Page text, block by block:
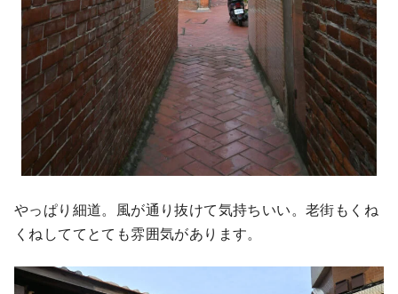
やっぱり細道。風が通り抜けて気持ちいい。老街もくね
くねしててとても雰囲気があります。